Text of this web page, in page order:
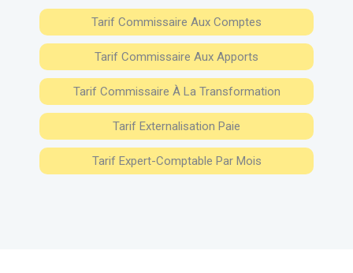
Tarif Commissaire Aux Comptes
Tarif Commissaire Aux Apports
Tarif Commissaire À La Transformation
Tarif Externalisation Paie
Tarif Expert-Comptable Par Mois